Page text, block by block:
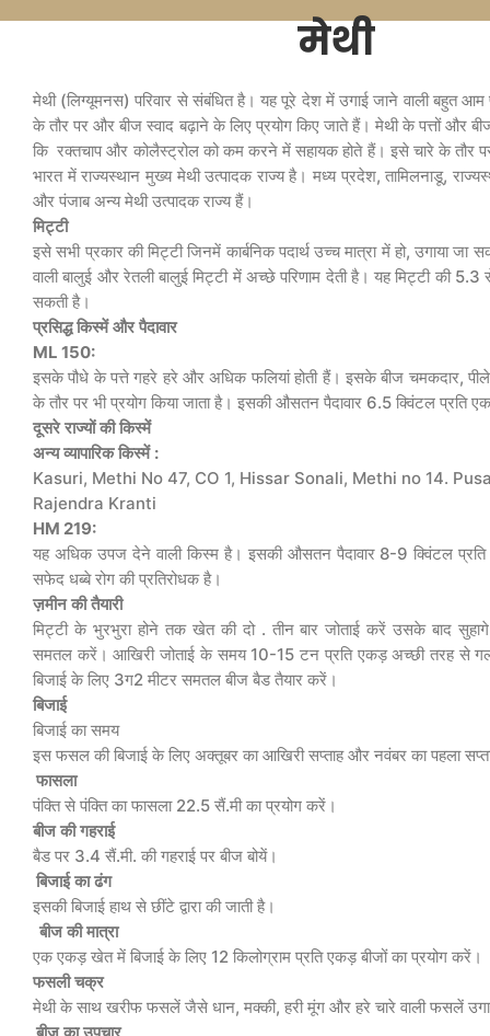
मेथी
मेथी (लिग्यूमनस) परिवार से संबंधित है। यह पूरे देश में उगाई जाने वाली बहुत
के तौर पर और बीज स्वाद बढ़ाने के लिए प्रयोग किए जाते हैं। मेथी के पत्तों और
कि रक्तचाप और कोलैस्ट्रोल को कम करने में सहायक होते हैं। इसे चारे के तौर पर
भारत में राज्यस्थान मुख्य मेथी उत्पादक राज्य है। मध्य प्रदेश, तामिलनाडू,
और पंजाब अन्य मेथी उत्पादक राज्य हैं।
मिट्टी
इसे सभी प्रकार की मिट्टी जिनमें कार्बनिक पदार्थ उच्च मात्रा में हो, उगाया
वाली बालुई और रेतली बालुई मिट्टी में अच्छे परिणाम देती है। यह मिट्टी की
सकती है।
प्रसिद्ध किस्में और पैदावार
ML 150:
इसके पौधे के पत्ते गहरे हरे और अधिक फलियां होती हैं। इसके बीज चमकदार,
के तौर पर भी प्रयोग किया जाता है। इसकी औसतन पैदावार 6.5 क्विंटल प्रति
दूसरे राज्यों की किस्में
अन्य व्यापारिक किस्में :
Kasuri, Methi No 47, CO 1, Hissar Sonali, Methi no 14.
Rajendra Kranti
HM 219:
यह अधिक उपज देने वाली किस्म है। इसकी औसतन पैदावार 8-9 क्विंटल प्रति
सफेद धब्बे रोग की प्रतिरोधक है।
ज़मीन की तैयारी
मिट्टी के भुरभुरा होने तक खेत की दो . तीन बार जोताई करें उसके बाद
समतल करें। आखिरी जोताई के समय 10-15 टन प्रति एकड़ अच्छी तरह से
बिजाई के लिए 3ग2 मीटर समतल बीज बैड तैयार करें।
बिजाई
बिजाई का समय
इस फसल की बिजाई के लिए अक्तूबर का आखिरी सप्ताह और नवंबर का पहला
फासला
पंक्ति से पंक्ति का फासला 22.5 सैं.मी का प्रयोग करें।
बीज की गहराई
बैड पर 3.4 सैं.मी. की गहराई पर बीज बोयें।
बिजाई का ढंग
इसकी बिजाई हाथ से छींटे द्वारा की जाती है।
बीज की मात्रा
एक एकड़ खेत में बिजाई के लिए 12 किलोग्राम प्रति एकड़ बीजों का प्रयोग करें।
फसली चक्र
मेथी के साथ खरीफ फसलें जैसे धान, मक्की, हरी मूंग और हरे चारे वाली फसलें